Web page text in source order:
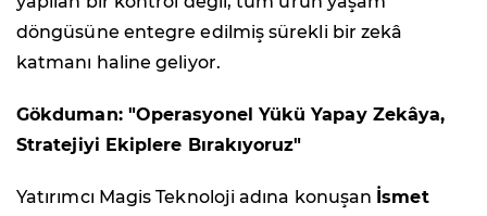
döngüsüne entegre edilmiş sürekli bir zekâ
katmanı haline geliyor.
Gökduman: "Operasyonel Yükü Yapay Zekâya,
Stratejiyi Ekiplere Bırakıyoruz"
Yatırımcı Magis Teknoloji adına konuşan İsmet